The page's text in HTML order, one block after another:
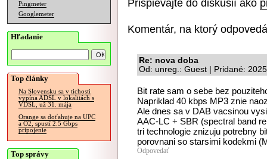
Pingmeter
Googlemeter
Hľadanie
Top články
Na Slovensku sa v tichosti
vypína ADSL v lokalitách s
VDSL, už 31. mája
Orange sa doťahuje na UPC
a O2, spustí 2.5 Gbps
pripojenie
Top správy
Prispievajte do diskusií ako
Komentár, na ktorý
Re: nova doba
Od: unreg.: Guest | Pridané:
Bit rate sam o sebe bez
Napriklad 40 kbps MP3 znie
Ale dnes sa v DAB vacsinou
AAC-LC + SBR (spectral band
tri technologie znizuju potrebny
porovnani so starsimi kodekmi
Odpovedať